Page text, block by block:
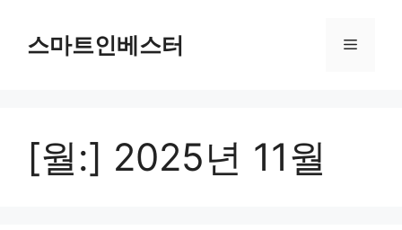
스마트인베스터 메
[월:] 2025년 11월